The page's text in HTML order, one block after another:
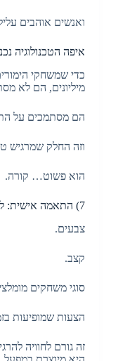
ואנשים אוהבים
איפה הטכנולוגיה
כדי שמשחקי
מיליונים, הם לא
הם מסתמכים על
וזה החלק שמרגיש
הוא פשוט… קורה.
7) התאמה אישית: למה זה מרגיש ״בדיוק לטעם שלי״?
צבעים.
קצב.
סוגי משחקים
הצעות שמופיעות
זה גורם לחוויה